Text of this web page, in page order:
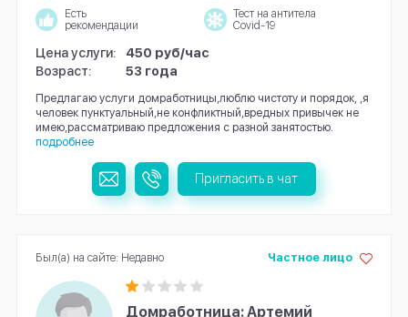
Есть
рекомендации
Тест на антитела
Covid-19
Цена услуги:
450 руб/час
Возраст:
53 года
Предлагаю услуги домработницы,люблю чистоту и порядок, ,я
человек пунктуальный,не конфликтный,вредных привычек не
имею,рассматриваю предложения с разной занятостью.
подробнее
Пригласить в чат
Домработница: Артемий
Частное лицо
Был(а) на сайте: Недавно